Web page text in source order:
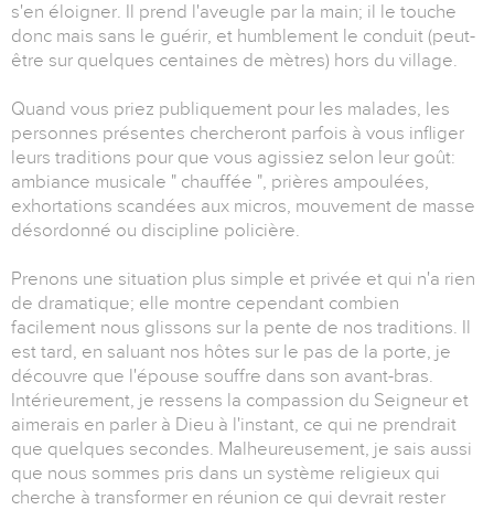
s'en éloigner. Il prend l'aveugle par la main; il le touche
donc mais sans le guérir, et humblement le conduit (peut-
être sur quelques centaines de mètres) hors du village.
Quand vous priez publiquement pour les malades, les
personnes présentes chercheront parfois à vous infliger
leurs traditions pour que vous agissiez selon leur goût:
ambiance musicale " chauffée ", prières ampoulées,
exhortations scandées aux micros, mouvement de masse
désordonné ou discipline policière.
Prenons une situation plus simple et privée et qui n'a rien
de dramatique; elle montre cependant combien
facilement nous glissons sur la pente de nos traditions. Il
est tard, en saluant nos hôtes sur le pas de la porte, je
découvre que l'épouse souffre dans son avant-bras.
Intérieurement, je ressens la compassion du Seigneur et
aimerais en parler à Dieu à l'instant, ce qui ne prendrait
que quelques secondes. Malheureusement, je sais aussi
que nous sommes pris dans un système religieux qui
cherche à transformer en réunion ce qui devrait rester